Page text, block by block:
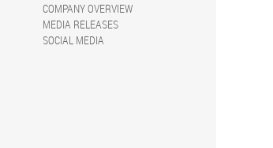
COMPANY OVERVIEW
MEDIA RELEASES
SOCIAL MEDIA